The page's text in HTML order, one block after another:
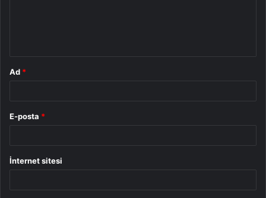
Ad *
E-posta *
İnternet sitesi